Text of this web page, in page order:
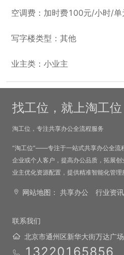
空调费：加时费100元/小时/
写字楼类型：其他
业主类：小业主
找工位，就上淘工位
淘工位，专注共享办公全流程服务
“淘工位”——专注于一站式共享办公全流
企业或个人客户，提高办公品质，拓展
业主优化资源配置，提供精准智能化管理
网站地图： 共享办公 行业资讯
联系我们
北京市通州区新华大街万达广
13220165856